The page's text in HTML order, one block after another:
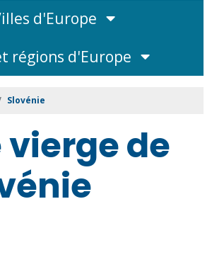
d'Europe
régions d'Europe
Slovénie
de